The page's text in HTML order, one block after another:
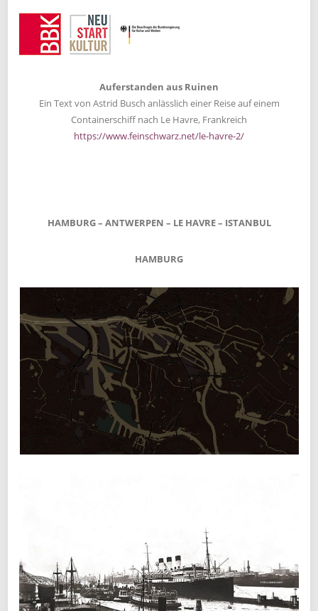
Auferstanden aus Ruinen
Ein Text von Astrid Busch anlässlich einer Reise auf einem
Containerschiff nach Le Havre, Frankreich
https://www.feinschwarz.net/le-havre-2/
HAMBURG – ANTWERPEN – LE HAVRE – ISTANBUL
HAMBURG